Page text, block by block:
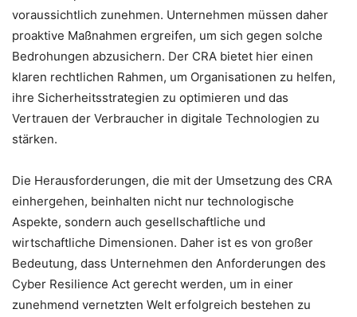
voraussichtlich zunehmen. Unternehmen müssen daher
proaktive Maßnahmen ergreifen, um sich gegen solche
Bedrohungen abzusichern. Der CRA bietet hier einen
klaren rechtlichen Rahmen, um Organisationen zu helfen,
ihre Sicherheitsstrategien zu optimieren und das
Vertrauen der Verbraucher in digitale Technologien zu
stärken.
Die Herausforderungen, die mit der Umsetzung des CRA
einhergehen, beinhalten nicht nur technologische
Aspekte, sondern auch gesellschaftliche und
wirtschaftliche Dimensionen. Daher ist es von großer
Bedeutung, dass Unternehmen den Anforderungen des
Cyber Resilience Act gerecht werden, um in einer
zunehmend vernetzten Welt erfolgreich bestehen zu